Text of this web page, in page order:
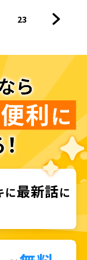
23